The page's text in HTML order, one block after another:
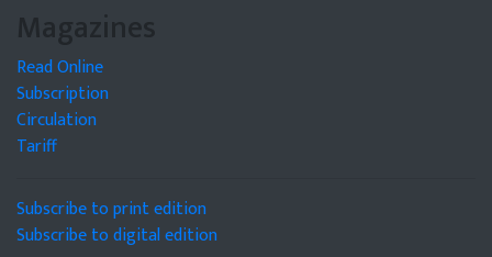
Magazines
Read Online
Subscription
Circulation
Tariff
Subscribe to print edition
Subscribe to digital edition